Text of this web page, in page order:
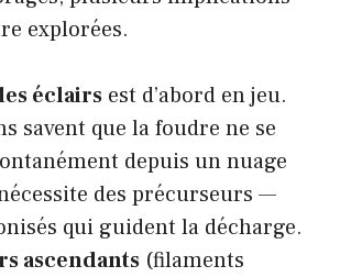
explorées.
éclairs est d’abord en jeu.
savent que la foudre ne se
depuis un nuage
des précurseurs —
qui guident la décharge.
ascendants (filaments